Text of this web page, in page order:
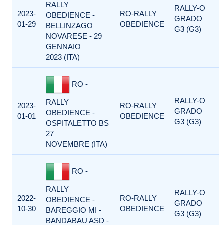
2023-
01-29
RALLY
OBEDIENCE -
BELLINZAGO
NOVARESE - 29
GENNAIO
2023 (ITA)
RO-RALLY
OBEDIENCE
RALLY-O
GRADO
G3 (G3)
2023-
01-01
RO -
RALLY
OBEDIENCE -
OSPITALETTO BS
27
NOVEMBRE (ITA)
RO-RALLY
OBEDIENCE
RALLY-O
GRADO
G3 (G3)
2022-
10-30
RO -
RALLY
OBEDIENCE -
BAREGGIO MI -
BANDABAU ASD -
RO-RALLY
OBEDIENCE
RALLY-O
GRADO
G3 (G3)